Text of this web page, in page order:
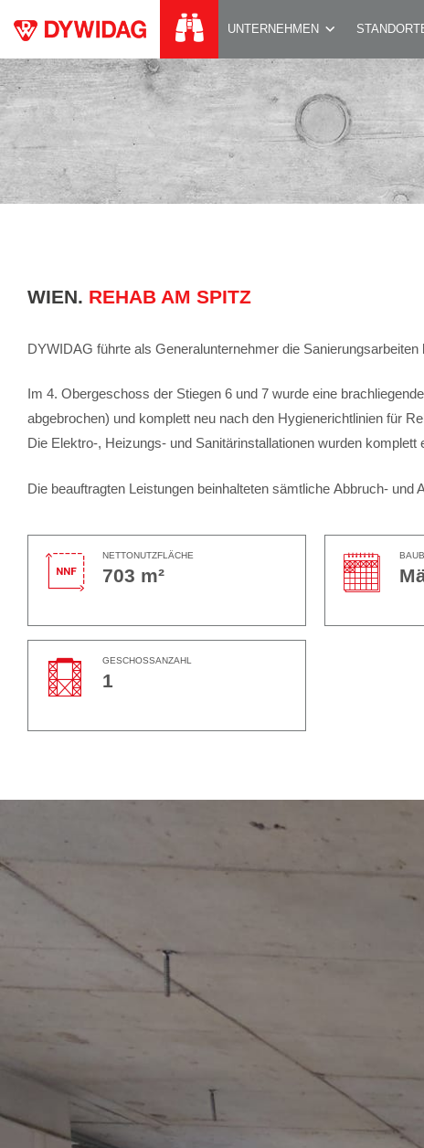
UNTERNEHMEN
REHAB AM SPITZ
WIEN. REHAB AM SPITZ
DYWIDAG führte als Generalunternehmer die
Im 4. Obergeschoss der Stiegen 6 und 7 wurde eine
abgebrochen) und komplett neu nach den Hygienerichtlinien für
Die Elektro-, Heizungs- und Sanitärinstallationen wurden
Die beauftragten Leistungen beinhalteten sämtliche Abbruch- und
NETTONUTZFLÄCHE
703 m²
GESCHOSSANZAHL
1